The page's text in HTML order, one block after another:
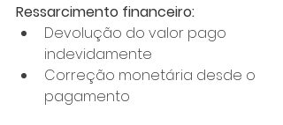
Ressarcimento financeiro:
Devolução do valor pago
indevidamente
Correção monetária desde o
pagamento